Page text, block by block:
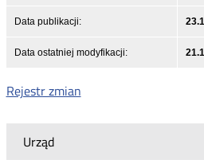
Urząd
Data publikacji:
Data ostatniej modyfikacji:
Rejestr zmian